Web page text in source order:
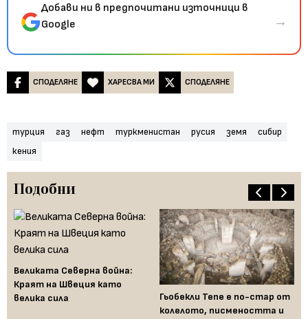
Добави ни в предпочитани източници в
Google
→
СПОДЕЛЯНЕ ХАРЕСВА МИ СПОДЕЛЯНЕ
турция газ нефт туркменистан русия земя
сибир
кения
Подобни
Великата Северна война:
Краят на Швеция като
велика сила
Гьобекли Тепе е по-стар от
колелото, писмеността и